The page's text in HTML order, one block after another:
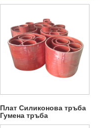
Плат Силиконова тръба
Гумена тръба